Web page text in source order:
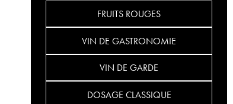
FRUITS ROUGES
VIN DE GASTRONOMIE
VIN DE GARDE
DOSAGE CLASSIQUE